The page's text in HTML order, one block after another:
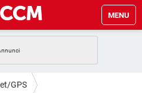
MENU
ANDROID
GPS